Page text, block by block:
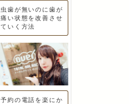
虫歯が無いのに歯が
痛い状態を改善させ
ていく方法
予約の電話を楽にか